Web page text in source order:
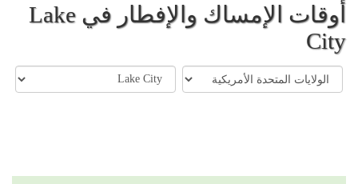
أوقات الإمساك والإفطار في Lake
City